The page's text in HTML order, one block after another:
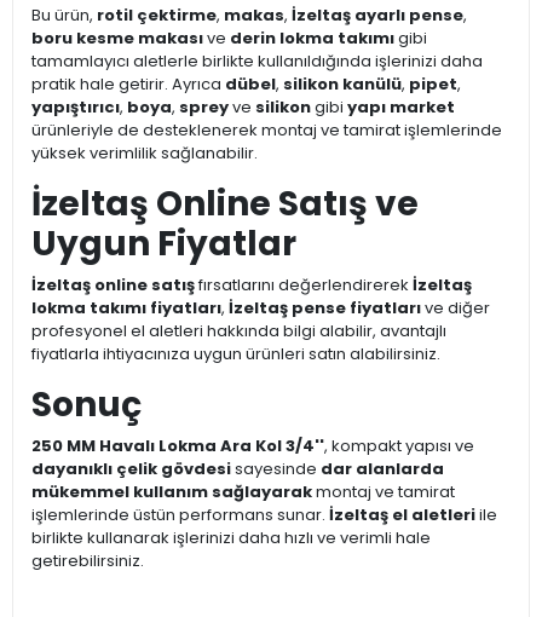
Bu ürün, rotil çektirme, makas, İzeltaş ayarlı pense,
boru kesme makasıve derin lokma takımıgibi
tamamlayıcı aletlerle birlikte kullanıldığında işlerinizi daha
pratik hale getirir. Ayrıca dübel, silikon kanülü, pipet,
yapıştırıcı, boya, spreyve silikongibi yapı market
ürünleriyle de desteklenerek montaj ve tamirat işlemlerinde
yüksek verimlilik sağlanabilir.
İzeltaş Online Satış ve
Uygun Fiyatlar
İzeltaş online satışfırsatlarını değerlendirerek İzeltaş
lokma takımı fiyatları, İzeltaş pense fiyatlarıve diğer
profesyonel el aletleri hakkında bilgi alabilir, avantajlı
fiyatlarla ihtiyacınıza uygun ürünleri satın alabilirsiniz.
Sonuç
250 MM Havalı Lokma Ara Kol 3/4'', kompakt yapısı ve
dayanıklı çelik gövdesisayesinde dar alanlarda
mükemmel kullanım sağlayarakmontaj ve tamirat
işlemlerinde üstün performans sunar. İzeltaş el aletleriile
birlikte kullanarak işlerinizi daha hızlı ve verimli hale
getirebilirsiniz.